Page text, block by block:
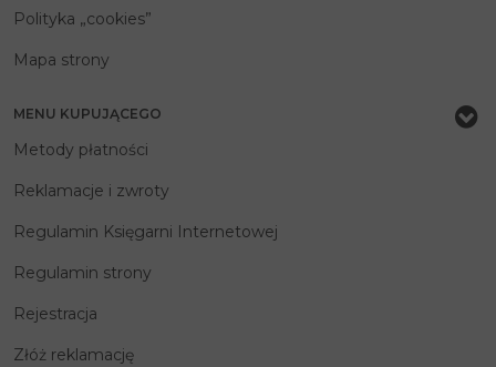
Polityka „cookies”
Mapa strony
MENU KUPUJĄCEGO
Metody płatności
Reklamacje i zwroty
Regulamin Księgarni Internetowej
Regulamin strony
Rejestracja
Złóż reklamację